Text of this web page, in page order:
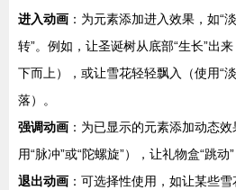
进入动画 ：为元素添加进入效果，如“
转”。例如，让圣诞树从底部“生长”出
下而上），或让雪花轻轻飘入（使用“
落）。
强调动画 ：为已显示的元素添加动态
用“脉冲”或“陀螺旋”），让礼物盒“跳动”
退出动画 ：可选择性使用，如让某些